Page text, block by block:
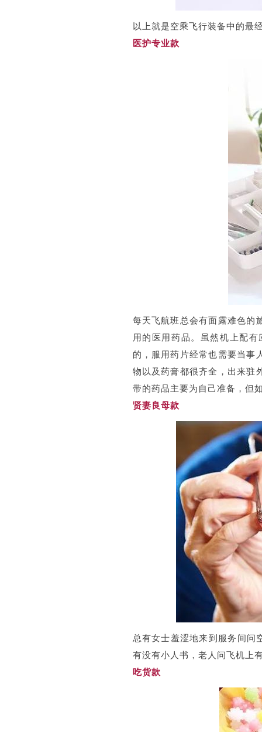
以上就是空乘飞行装备中的最
医护专业款
每天飞航班总会有面露难色的
用的医用药品。虽然机上配
的，服用药片经常也需要当事
物以及药膏都很齐全，出来驻
带的药品主要为自己准备，但
贤妻良母款
总有女士羞涩地来到服务间问
有没有小人书，老人问飞机上
吃货款